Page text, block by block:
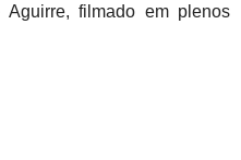
filmado em plenos